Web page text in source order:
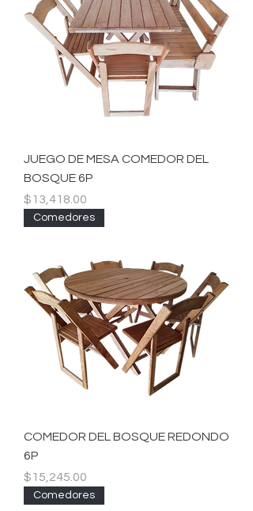
JUEGO DE MESA COMEDOR DEL
BOSQUE 6P
Precio
$13,418.00
Comedores
COMEDOR DEL BOSQUE REDONDO
6P
Precio
$15,245.00
Comedores